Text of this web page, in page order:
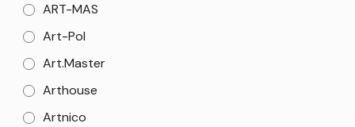
ART-MAS
Art-Pol
Art.Master
Arthouse
Artnico